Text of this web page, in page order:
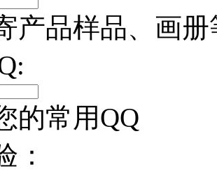
产品样品、画
的常用QQ
：